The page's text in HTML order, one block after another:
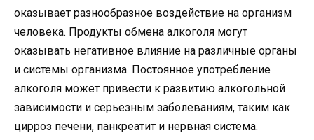
оказывает разнообразное воздействие на организм
человека. Продукты обмена алкоголя могут
оказывать негативное влияние на различные органы
и системы организма. Постоянное употребление
алкоголя может привести к развитию алкогольной
зависимости и серьезным заболеваниям, таким как
цирроз печени, панкреатит и нервная система.